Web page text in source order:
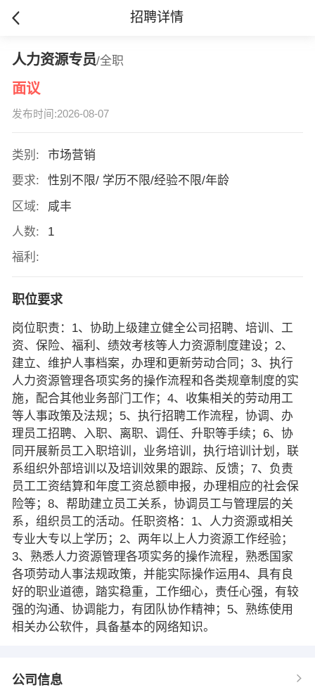
招聘详情
人力资源专员/全职
面议
发布时间:2026-08-07
类别:
市场营销
要求:
性别不限/ 学历不限/经验不限/年龄
区域:
咸丰
人数:
1
福利:
职位要求
岗位职责：1、协助上级建立健全公司招聘、培训、工
资、保险、福利、绩效考核等人力资源制度建设；2、
建立、维护人事档案，办理和更新劳动合同；3、执行
人力资源管理各项实务的操作流程和各类规章制度的实
施，配合其他业务部门工作；4、收集相关的劳动用工
等人事政策及法规；5、执行招聘工作流程，协调、办
理员工招聘、入职、离职、调任、升职等手续；6、协
同开展新员工入职培训，业务培训，执行培训计划，联
系组织外部培训以及培训效果的跟踪、反馈；7、负责
员工工资结算和年度工资总额申报，办理相应的社会保
险等；8、帮助建立员工关系，协调员工与管理层的关
系，组织员工的活动。任职资格：1、人力资源或相关
专业大专以上学历；2、两年以上人力资源工作经验；
3、熟悉人力资源管理各项实务的操作流程，熟悉国家
各项劳动人事法规政策，并能实际操作运用4、具有良
好的职业道德，踏实稳重，工作细心，责任心强，有较
强的沟通、协调能力，有团队协作精神；5、熟练使用
相关办公软件，具备基本的网络知识。
公司信息